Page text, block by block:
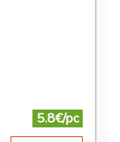
5.8€/pc